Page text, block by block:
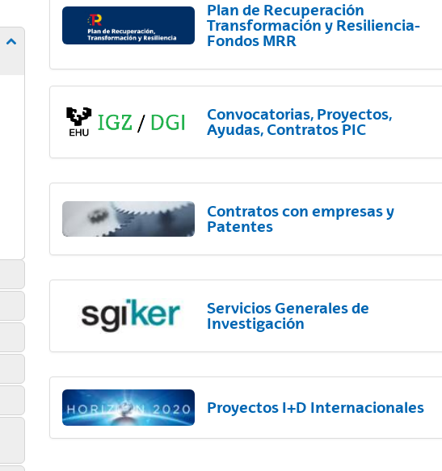
Mostrar/ocultar subpáginas
Plan de Recuperación
Transformación y Resiliencia-
Fondos MRR
Convocatorias, Proyectos,
Ayudas, Contratos PIC
Contratos con empresas y
Patentes
Servicios Generales de
Investigación
Proyectos I+D Internacionales